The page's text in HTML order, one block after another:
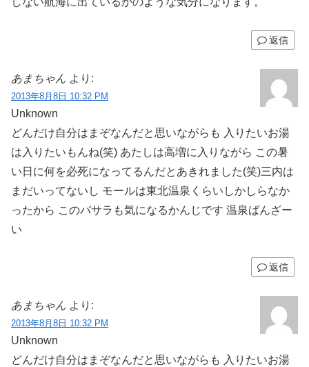
返信
あまちゃん より:
2013年8月8日 10:32 PM
Unknown
どんだけ自分はまぞなんだと思いながらも 入りたいお湯
は入りたいもんね(笑) あたしは高増に入りながら この暑
い日に何を必死になってるんだとあきれました(笑)三内は
まだいってないし モールは東北温泉くらいしかしらなか
ったから このバサラも気になるかんじです 温泉ばんざー
い
返信
あまちゃん より:
2013年8月8日 10:32 PM
Unknown
どんだけ自分はまぞなんだと思いながらも 入りたいお湯